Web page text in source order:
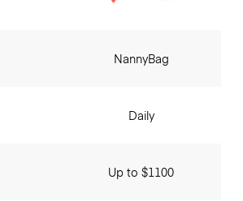
NannyBag
Daily
Up to $1100